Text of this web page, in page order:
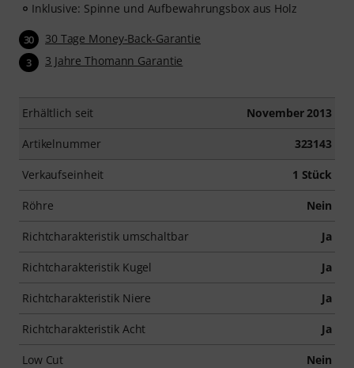
Inklusive: Spinne und Aufbewahrungsbox aus Holz
30 30 Tage Money-Back-Garantie
3 3 Jahre Thomann Garantie
Erhältlich seit November 2013
Artikelnummer 323143
Verkaufseinheit 1 Stück
Röhre Nein
Richtcharakteristik umschaltbar Ja
Richtcharakteristik Kugel Ja
Richtcharakteristik Niere Ja
Richtcharakteristik Acht Ja
Low Cut Nein